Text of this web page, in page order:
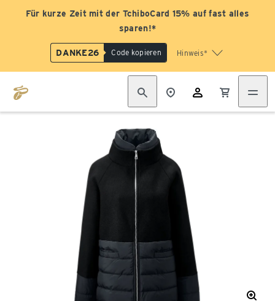
Für kurze Zeit mit der TchiboCard 15% auf fast alles
sparen!*
DANKE26 Code kopieren Hinweis*